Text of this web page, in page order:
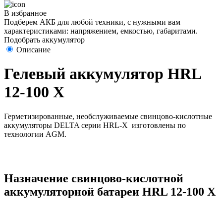
В избранное
Подберем АКБ для любой техники, с нужными вам
характеристиками: напряжением, емкостью, габаритами.
Подобрать аккумулятор
Описание
Гелевый аккумулятор HRL
12-100 X
Герметизированные, необслуживаемые свинцово-кислотные
аккумуляторы DELTA серии HRL-X изготовлены по
технологии AGM.
Назначение свинцово-кислотной
аккумуляторной батареи HRL 12-100 X